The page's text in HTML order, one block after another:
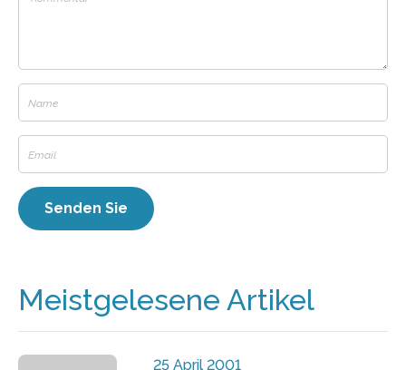
Meistgelesene Artikel
25 April 2001